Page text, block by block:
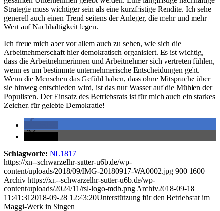
Strategie muss wichtiger sein als eine kurzfristige Rendite. Ich sehe
generell auch einen Trend seitens der Anleger, die mehr und mehr
Wert auf Nachhaltigkeit legen.
Ich freue mich aber vor allem auch zu sehen, wie sich die
Arbeitnehmerschaft hier demokratisch organisiert. Es ist wichtig,
dass die Arbeitnehmerinnen und Arbeitnehmer sich vertreten fühlen,
wenn es um bestimmte unternehmerische Entscheidungen geht.
Wenn die Menschen das Gefühl haben, dass ohne Mitsprache über
sie hinweg entschieden wird, ist das nur Wasser auf die Mühlen der
Populisten. Der Einsatz des Betriebsrats ist für mich auch ein starkes
Zeichen für gelebte Demokratie!
Schlagworte: NL1817
https://xn--schwarzelhr-sutter-u6b.de/wp-
content/uploads/2018/09/IMG-20180917-WA0002.jpg 900 1600
Archiv https://xn--schwarzelhr-sutter-u6b.de/wp-
content/uploads/2024/11/rsl-logo-mdb.png Archiv2018-09-18
11:41:31 2018-09-28 12:43:20Unterstützung für den Betriebsrat im
Maggi-Werk in Singen